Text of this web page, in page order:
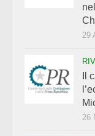
29
Il
26